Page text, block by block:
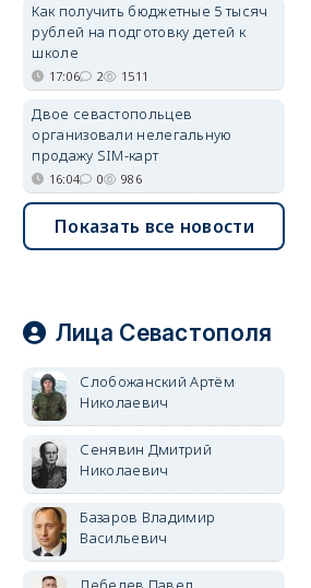
Как получить бюджетные 5 тысяч
рублей на подготовку детей к
школе
17:06 2 1511
Двое севастопольцев
организовали нелегальную
продажу SIM-карт
16:04 0 986
Показать все новости
Лица Севастополя
Слобожанский Артём
Николаевич
Сенявин Дмитрий
Николаевич
Базаров Владимир
Васильевич